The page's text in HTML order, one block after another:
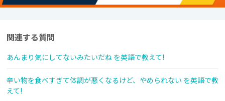
関連する質問
あんまり気にしてないみたいだね を英語で教えて!
辛い物を食べすぎて体調が悪くなるけど、やめられない を英語で教
えて!